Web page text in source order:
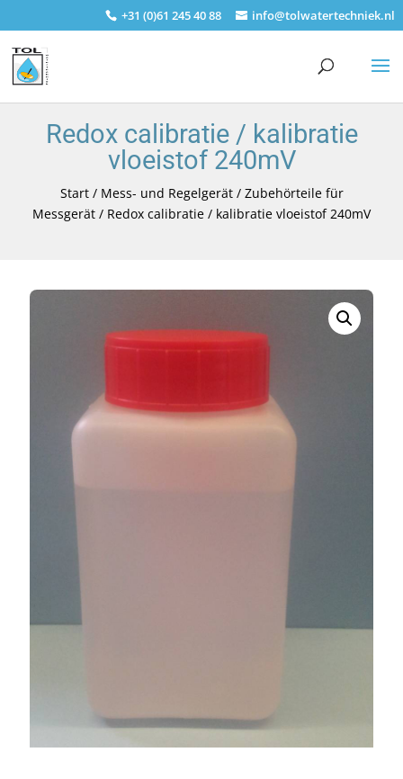
+31 (0)61 245 40 88 info@tolwatertechniek.nl
Redox calibratie / kalibratie
vloeistof 240mV
Start/ Mess- und Regelgerät/ Zubehörteile für
Messgerät / Redox calibratie / kalibratie vloeistof 240mV